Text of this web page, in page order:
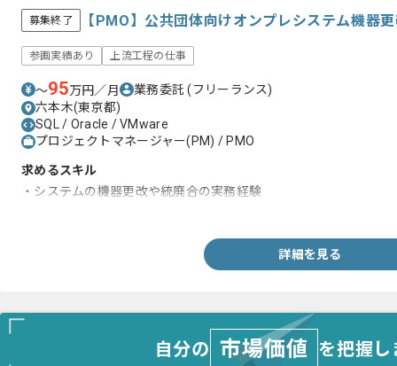
募集終了 【PMO】公共団体向けオンプレシステム機器
参画実績あり 上流工程の仕事
〜95万円／月 業務委託(フリーランス)
六本木(東京都)
SQL / Oracle / VMware
プロジェクトマネージャー(PM) / PMO
求めるスキル
・システムの機器更改や統廃合の実務経験
詳細を見る
自分の 市場価値 を把握